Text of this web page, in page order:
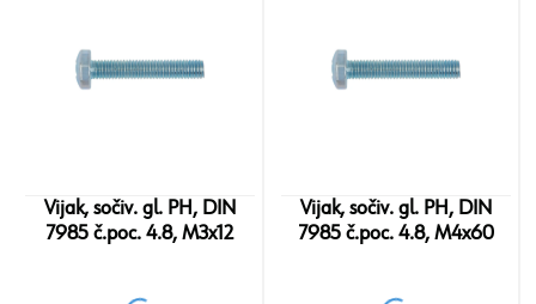
Vijak, sočiv. gl. PH, DIN
7985 č.poc. 4.8, M3x12
Vijak, sočiv. gl. PH, DIN
7985 č.poc. 4.8, M4x60